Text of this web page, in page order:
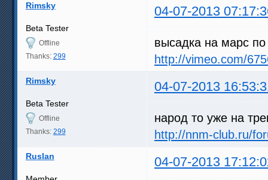
Rimsky 04-07-2013
Beta Tester
Offline
Thanks: 299
высадка на марс
http://vimeo.com/
Rimsky 04-07-2013
Beta Tester
Offline
Thanks: 299
народ то уже на
http://nnm-club.ru/
Ruslan 04-07-2013